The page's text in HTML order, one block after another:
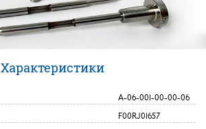
Характеристики
A-06-001-00-00-06
F00RJ01657